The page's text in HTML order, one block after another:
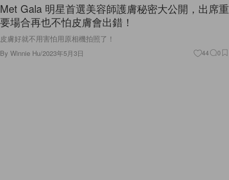
Met Gala 明星首選美容師護膚秘密大公開，出席重
要場合再也不怕皮膚會出錯！
皮膚好就不用害怕用原相機拍照了！
By Winnie Hu/2023年5月3日 44 0